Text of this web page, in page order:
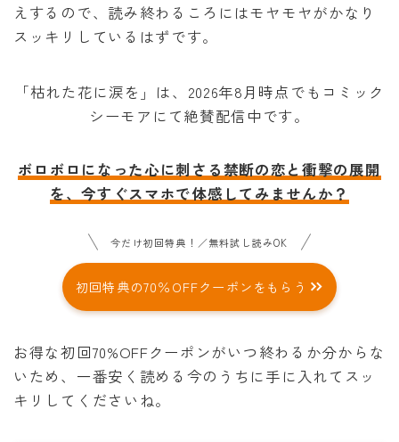
春の嵐とモンスター
えするので、読み終わるころにはモヤモヤがかなり
スッキリしているはずです。
「枯れた花に涙を」は、2026年8月時点でもコミック
シーモアにて絶賛配信中です。
ボロボロになった心に刺さる禁断の恋と衝撃の展開
を、今すぐスマホで体感してみませんか？
今だけ初回特典！／無料試し読みOK
初回特典の70％OFFクーポンをもらう
お得な初回70%OFFクーポンがいつ終わるか分からな
いため、一番安く読める今のうちに手に入れてスッ
キリしてくださいね。